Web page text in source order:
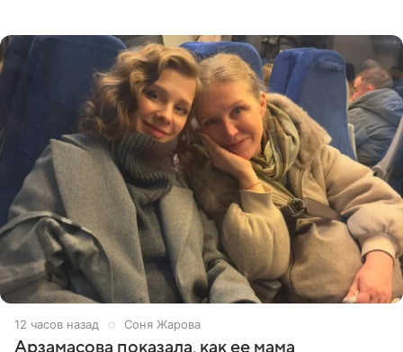
12 часов назад Соня Жарова
Арзамасова показала, как ее мама